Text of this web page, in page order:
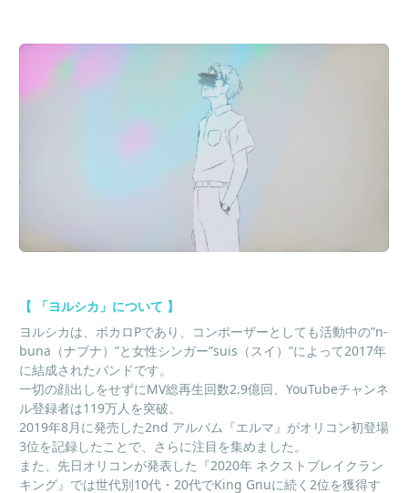
【 「ヨルシカ」について 】
ヨルシカは、ボカロPであり、コンポーザーとしても活動中の”n-
buna （ナブナ） ”と女性シンガー”suis （スイ） ”によって2017年
に結成されたバンドです。
一切の顔出しをせずにMV総再生回数2.9億回、 YouTubeチャンネ
ル登録者は119万人を突破。
2019年8月に発売した2nd アルバム『エルマ』がオリコン初登場
3位を記録したことで、さらに注目を集めました。
また、先日オリコンが発表した『2020年 ネクストブレイクラン
キング』では世代別10代・ 20代でKing Gnuに続く 2位を獲得す